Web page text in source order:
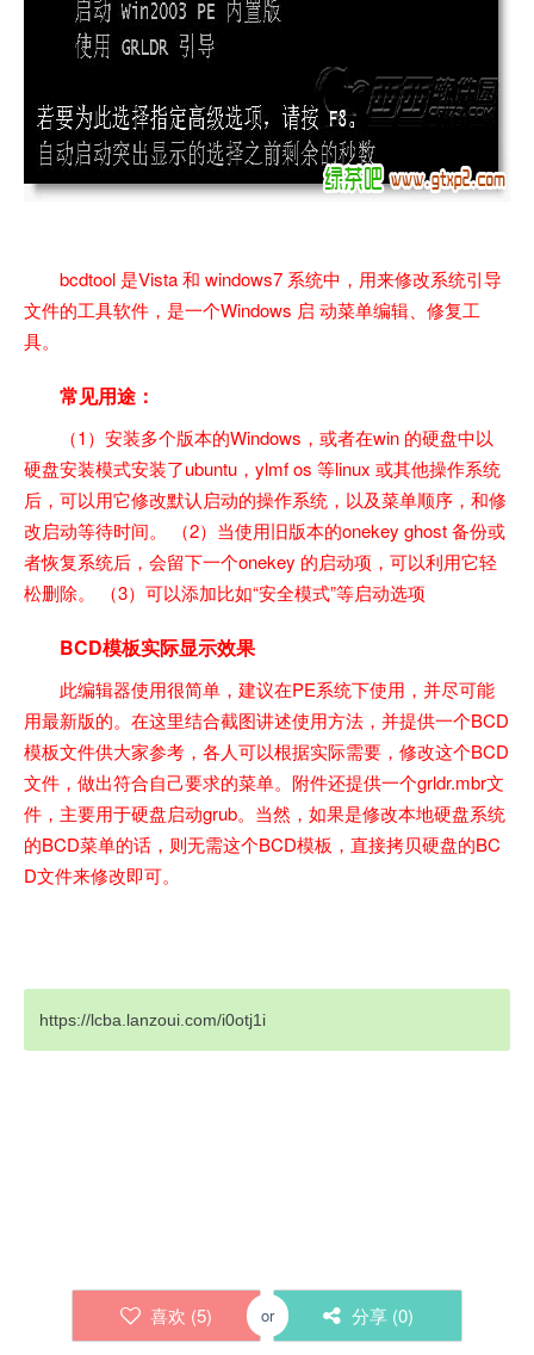
bcdtool 是Vista 和 windows7 系统中，用来修改系统引导
文件的工具软件，是一个Windows 启 动菜单编辑、修复工
具。
常见用途：
（1）安装多个版本的Windows，或者在win 的硬盘中以
硬盘安装模式安装了ubuntu，ylmf os 等linux 或其他操作系统
后，可以用它修改默认启动的操作系统，以及菜单顺序，和修
改启动等待时间。 （2）当使用旧版本的onekey ghost 备份或
者恢复系统后，会留下一个onekey 的启动项，可以利用它轻
松删除。 （3）可以添加比如“安全模式”等启动选项
BCD模板实际显示效果
此编辑器使用很简单，建议在PE系统下使用，并尽可能
用最新版的。在这里结合截图讲述使用方法，并提供一个BCD
模板文件供大家参考，各人可以根据实际需要，修改这个BCD
文件，做出符合自己要求的菜单。附件还提供一个grldr.mbr文
件，主要用于硬盘启动grub。当然，如果是修改本地硬盘系统
的BCD菜单的话，则无需这个BCD模板，直接拷贝硬盘的BC
D文件来修改即可。
https://lcba.lanzoui.com/i0otj1i
喜欢 (5) or 分享 (0)